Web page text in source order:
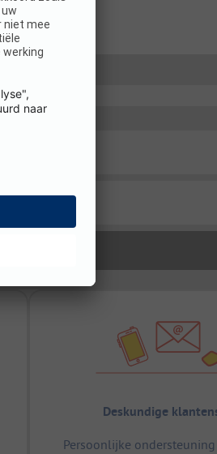
Deskundige
Persoonlijke